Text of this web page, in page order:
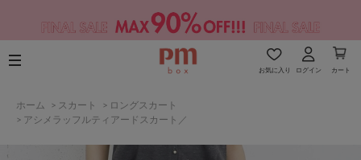
お気に入り ログイン カート
ホーム > スカート > ロングスカート
> アシメラッフルティアードスカート／